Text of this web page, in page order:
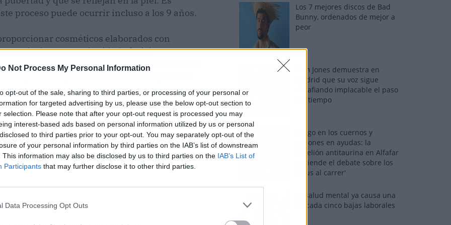
Not Process My Personal Information
opt-out of the sale, sharing to third parties, or processing of your personal or
for targeted advertising by us, please use the below opt-out section to
selection. Please note that after your opt-out request is processed you may
interest-based ads based on personal information utilized by us or personal
to third parties prior to your opt-out. You may separately opt-out of the
of your personal information by third parties on the IAB’s list of downstream
This information may also be disclosed by us to third parties on the IAB’s List of
Participants that may further disclose it to other third parties.
Data Processing Opt Outs
proceso puede ocurrir incluso a los 9 años.
cosméticos elaborados con
exclusivamente alcuidado facial
con diferentes productos orientados a crear
jóvenes que se inician en este proceso.
Los 7 mejores discos de Bad
Bunny, ordenados de mejor a
peor
Tom Jones demuestra en
Madrid que su voz sigue
desafiando implacable el paso
del tiempo
Fuego en los cuernos y
millones en ayudas: la
rebelión antitaurina en Alfafar
enciende el debate sobre los
'bous al carrer'
La salud mental ya causa una
de cada cinco bajas laborales